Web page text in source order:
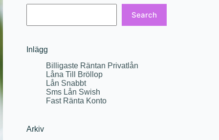
Search
Inlägg
Billigaste Räntan Privatlån
Låna Till Bröllop
Lån Snabbt
Sms Lån Swish
Fast Ränta Konto
Arkiv